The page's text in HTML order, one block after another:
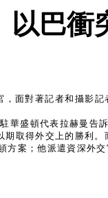
以巴衝
面對著記者和攝影
華盛頓代表拉赫曼告
取得外交上的勝利
方案；他派遣資深外